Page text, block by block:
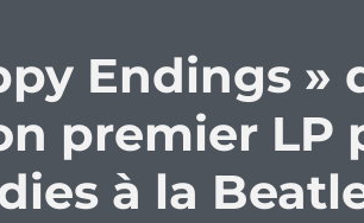
Endings »
premier LP
à la